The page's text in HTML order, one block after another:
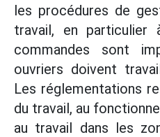
les procédures de
travail, en
commandes sont
ouvriers doivent
Les réglementations
du travail, au
au travail dans les